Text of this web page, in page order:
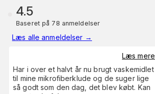
4.5
Baseret på 78 anmeldelser
Læs alle anmeldelser →
Læs mere
Har i over et halvt år nu brugt vaskemidlet
til mine mikrofiberklude og de suger lige
så godt som den dag, det blev købt. Kan